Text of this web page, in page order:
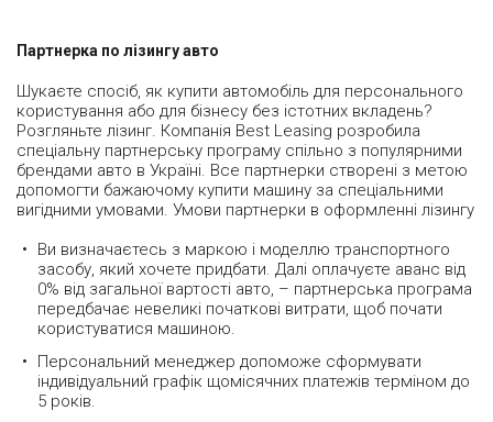
Партнерка по лізингу авто
Шукаєте спосіб, як купити автомобіль для персонального
користування або для бізнесу без істотних вкладень?
Розгляньте лізинг. Компанія Best Leasing розробила
спеціальну партнерську програму спільно з популярними
брендами авто в Україні. Все партнерки створені з метою
допомогти бажаючому купити машину за спеціальними
вигідними умовами. Умови партнерки в оформленні лізингу
Ви визначаєтесь з маркою і моделлю транспортного
засобу, який хочете придбати. Далі оплачуєте аванс від
0% від загальної вартості авто, – партнерська програма
передбачає невеликі початкові витрати, щоб почати
користуватися машиною.
Персональний менеджер допоможе сформувати
індивідуальний графік щомісячних платежів терміном до
5 років.